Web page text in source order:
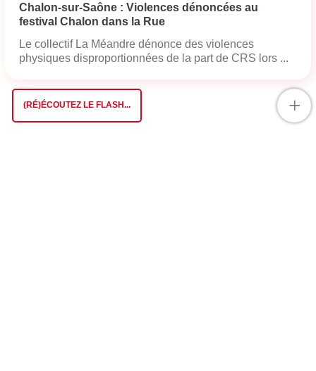
Chalon-sur-Saône : Violences dénoncées au
festival Chalon dans la Rue
Le collectif La Méandre dénonce des violences
physiques disproportionnées de la part de CRS lors ...
(RÉ)ÉCOUTEZ LE FLASH... +